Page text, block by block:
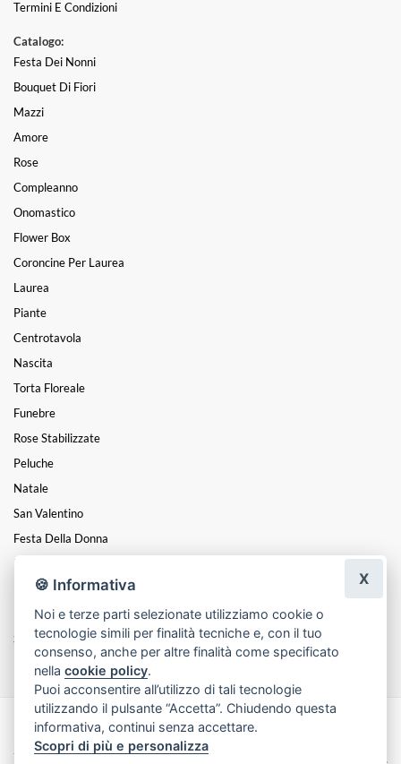
Termini E Condizioni
Catalogo:
Festa Dei Nonni
Bouquet Di Fiori
Mazzi
Amore
Rose
Compleanno
Onomastico
Flower Box
Coroncine Per Laurea
Laurea
Piante
Centrotavola
Nascita
Torta Floreale
Funebre
Rose Stabilizzate
Peluche
Natale
San Valentino
Festa Della Donna
Festa Del Papà
Festa Della Mamma
Diplomi
Saggi Di Danza
Made with byInfoser.it- Realizzazione Siti ecommerce per Fioristi
2026
🍪 Informativa
Noi e terze parti selezionate utilizziamo cookie o
tecnologie simili per finalità tecniche e, con il tuo
consenso, anche per altre finalità come specificato
nellacookie policy.
Puoi acconsentire all’utilizzo di tali tecnologie
utilizzando il pulsante “Accetta”. Chiudendo questa
informativa, continui senza accettare.
Scopri di più e personalizza
X